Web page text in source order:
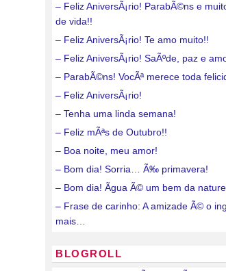
– Feliz AniversÃ¡rio! ParabÃ©ns e
de vida!!
– Feliz AniversÃ¡rio! Te amo muito!!
– Feliz AniversÃ¡rio! SaÃºde, paz e
– ParabÃ©ns! VocÃª merece toda
– Feliz AniversÃ¡rio!
– Tenha uma linda semana!
– Feliz mÃªs de Outubro!!
– Boa noite, meu amor!
– Bom dia! Sorria… Ã‰ primavera!
– Bom dia! Ãgua Ã© um bem da
– Frase de carinho: A amizade Ã© o
mais…
BLOGROLL